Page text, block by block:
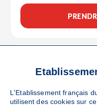
Collecte Mobile
Le jeudi 22 octobre de
120 places disponibles
L'Etablissement français
utilisent des cookies sur